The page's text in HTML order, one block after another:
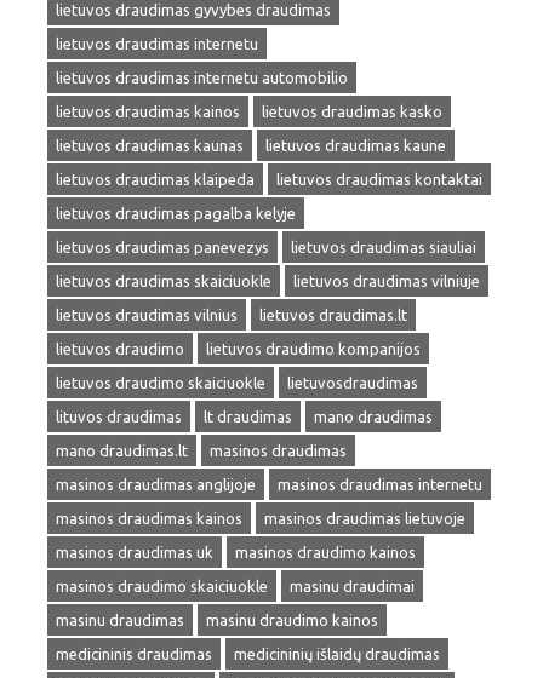
lietuvos draudimas gyvybes draudimas
lietuvos draudimas internetu
lietuvos draudimas internetu automobilio
lietuvos draudimas kainos
lietuvos draudimas kasko
lietuvos draudimas kaunas
lietuvos draudimas kaune
lietuvos draudimas klaipeda
lietuvos draudimas kontaktai
lietuvos draudimas pagalba kelyje
lietuvos draudimas panevezys
lietuvos draudimas siauliai
lietuvos draudimas skaiciuokle
lietuvos draudimas vilniuje
lietuvos draudimas vilnius
lietuvos draudimas.lt
lietuvos draudimo
lietuvos draudimo kompanijos
lietuvos draudimo skaiciuokle
lietuvosdraudimas
lituvos draudimas
lt draudimas
mano draudimas
mano draudimas.lt
masinos draudimas
masinos draudimas anglijoje
masinos draudimas internetu
masinos draudimas kainos
masinos draudimas lietuvoje
masinos draudimas uk
masinos draudimo kainos
masinos draudimo skaiciuokle
masinu draudimai
masinu draudimas
masinu draudimo kainos
medicininis draudimas
medicininių išlaidų draudimas